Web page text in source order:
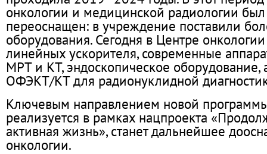
онкологии и медицинской радиологии
переоснащен: в учреждение поставили
оборудования. Сегодня в Центре
линейных ускорителя, современные
МРТ и КТ, эндоскопическое оборудование,
ОФЭКТ/КТ для радионуклидной
Ключевым направлением новой
реализуется в рамках нацпроекта
активная жизнь», станет дальнейшее
онкологии.